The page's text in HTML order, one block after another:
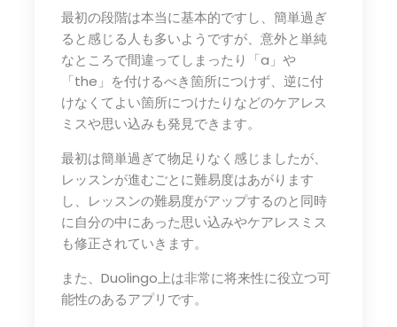
最初の段階は本当に基本的ですし、簡単過ぎ
ると感じる人も多いようですが、意外と単純
なところで間違ってしまったり「a」や
「the」を付けるべき箇所につけず、逆に付
けなくてよい箇所につけたりなどのケアレス
ミスや思い込みも発見できます。
最初は簡単過ぎて物足りなく感じましたが、
レッスンが進むごとに難易度はあがります
し、レッスンの難易度がアップするのと同時
に自分の中にあった思い込みやケアレスミス
も修正されていきます。
また、Duolingo上は非常に将来性に役立つ可
能性のあるアプリです。